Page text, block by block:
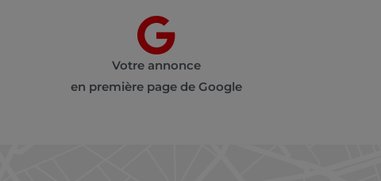
Votre annonce
en première page de Google